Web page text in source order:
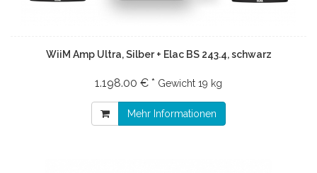
WiiM Amp Ultra, Silber + Elac BS 243.4, schwarz
1.198.00 € * Gewicht 19 kg
Mehr Informationen